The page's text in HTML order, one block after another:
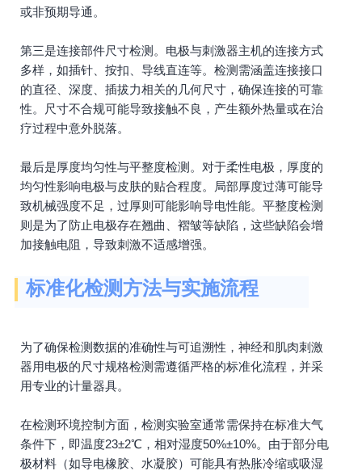
或非预期导通。
第三是连接部件尺寸检测。电极与刺激器主机的连接方式
多样，如插针、按扣、导线直连等。检测需涵盖连接接口
的直径、深度、插拔力相关的几何尺寸，确保连接的可靠
性。尺寸不合规可能导致接触不良，产生额外热量或在治
疗过程中意外脱落。
最后是厚度均匀性与平整度检测。对于柔性电极，厚度的
均匀性影响电极与皮肤的贴合程度。局部厚度过薄可能导
致机械强度不足，过厚则可能影响导电性能。平整度检测
则是为了防止电极存在翘曲、褶皱等缺陷，这些缺陷会增
加接触电阻，导致刺激不适感增强。
标准化检测方法与实施流程
为了确保检测数据的准确性与可追溯性，神经和肌肉刺激
器用电极的尺寸规格检测需遵循严格的标准化流程，并采
用专业的计量器具。
在检测环境控制方面，检测实验室通常需保持在标准大气
条件下，即温度23±2℃，相对湿度50%±10%。由于部分电
极材料（如导电橡胶、水凝胶）可能具有热胀冷缩或吸湿